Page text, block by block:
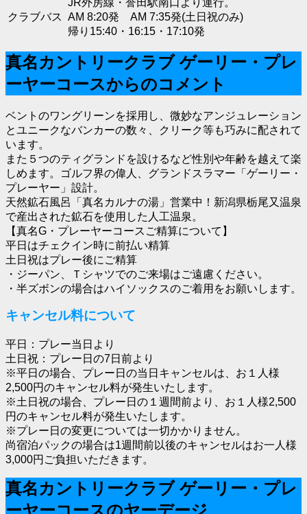
クラブバス
JR外房線・誉田駅南口より運行。
AM 8:20発 AM 7:35発(土日祝のみ)
帰り15:40・16:15・17:10発
真名カントリークラブ ゲーリー・プレ
ーヤーコースからのコメント
ベントのワングリーンを採用し、微妙なアンジュレーション
とユニークなバンカーの数々、クリーク等も巧みに配されて
います。
また５つのティグランドを設けるなど性別や年齢を越えて楽
しめます。ゴルフ界の偉人、グランドスラマー「ゲーリー・
プレーヤー」設計。
天然鉱石風呂「真名カルナの湯」営業中！新潟県栃尾又温泉
で産出された鉱石を使用した人工温泉。
【真名G・プレーヤーコースご精算について】
平日はチェクイン時に前払い精算
土日祝はプレー後にご精算
・ジーパン、Ｔシャツでのご来場はご遠慮ください。
・半ズボンの場合はハイソックスのご着用をお願いします。
キャンセル料について
平日：プレー当日より
土日祝：プレー日の7日前より
※平日の場合、プレー日の当日キャンセルは、お１人様
2,500円のキャンセル料が発生いたします。
※土日祝の場合、プレー日の１週間前より、お１人様2,500
円のキャンセル料が発生いたします。
※プレー日の変更については一切かかりません。
尚宿泊パックの場合は1週間前以後のキャンセルはお一人様
3,000円ご負担いただきます。
真名カントリークラブ ゲーリー・プレ
ーヤーコースのヤーデージ